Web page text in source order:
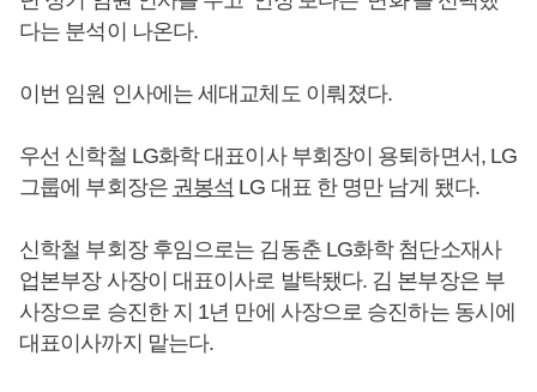
다는 분석이 나온다.
이번 임원 인사에는 세대교체도 이뤄졌다.
우선 신학철 LG화학 대표이사 부회장이 용퇴하면서, LG
그룹에 부회장은 권봉석 LG 대표 한 명만 남게 됐다.
신학철 부회장 후임으로는 김동춘 LG화학 첨단소재사
업본부장 사장이 대표이사로 발탁됐다. 김 본부장은 부
사장으로 승진한 지 1년 만에 사장으로 승진하는 동시에
대표이사까지 맡는다.